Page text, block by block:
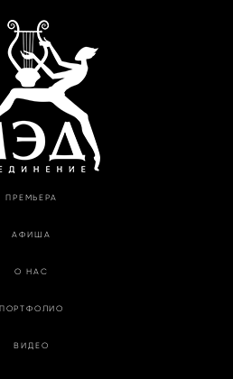
ПРЕМЬЕРА
АФИША
О НАС
ПОРТФОЛИО
ВИДЕО